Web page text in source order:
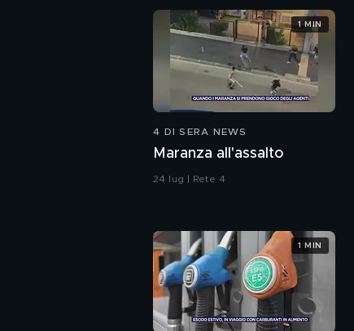
4 DI SERA NEWS
Maranza all'assalto
24 lug | Rete 4
1 MIN
1 MIN